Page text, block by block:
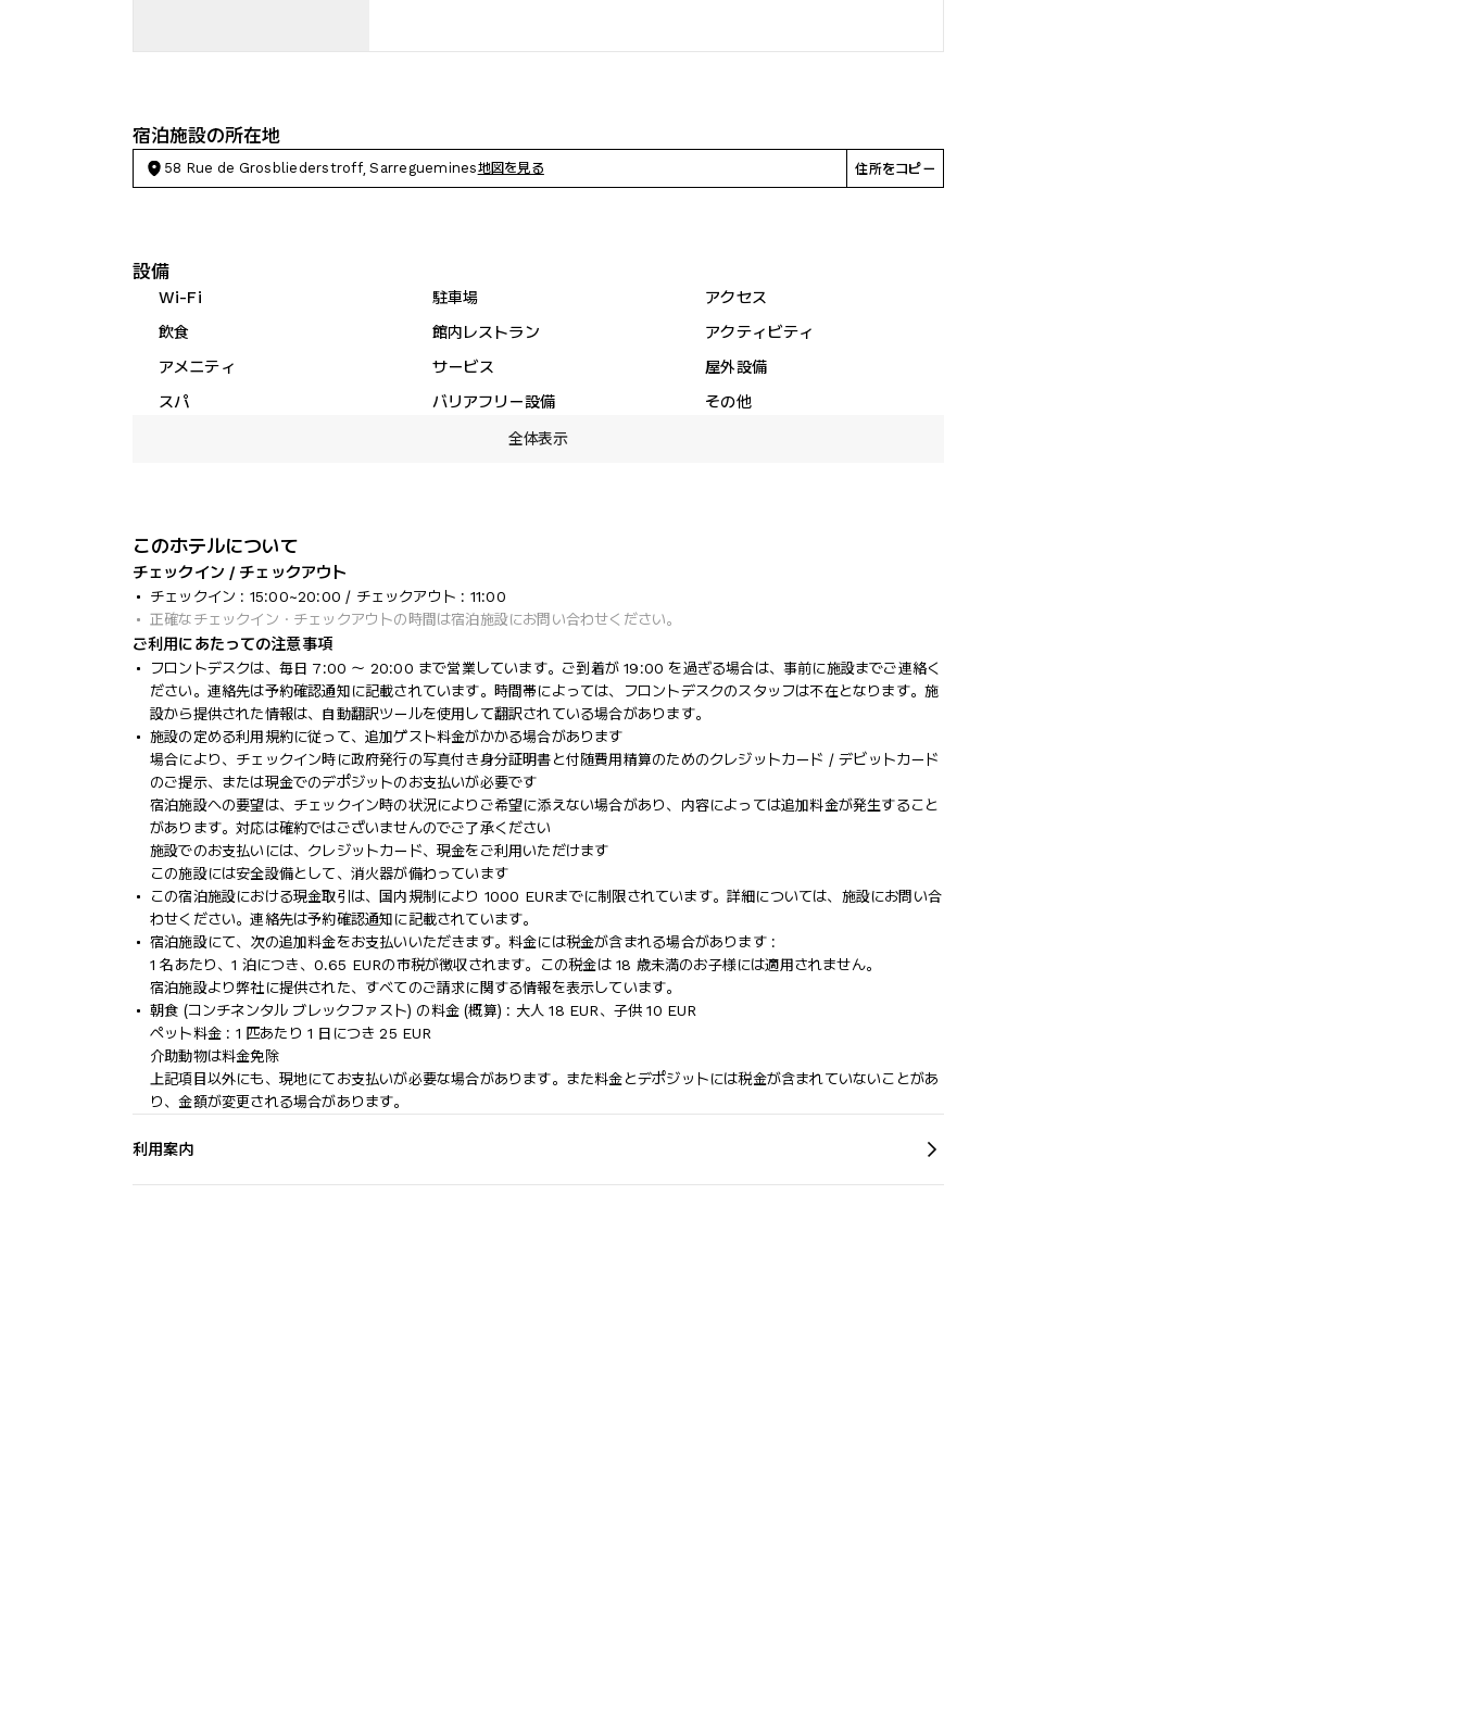
宿泊施設の所在地
58 Rue de Grosbliederstroff, Sarreguemines地図を見る 住所をコピー
設備
Wi-Fi 駐車場
アクセス
飲食
館内レストラン
アクティビティ
アメニティ
サービス
屋外設備
スパ
バリアフリー設備
その他
全体表示
このホテルについて
チェックイン / チェックアウト
チェックイン : 15:00~20:00 / チェックアウト : 11:00
正確なチェックイン・チェックアウトの時間は宿泊施設にお問い合わせください。
ご利用にあたっての注意事項
フロントデスクは、毎日 7:00 ～ 20:00 まで営業しています。ご到着が 19:00 を過ぎる場合は、事前に施設までご連絡く
ださい。連絡先は予約確認通知に記載されています。時間帯によっては、フロントデスクのスタッフは不在となります。施
設から提供された情報は、自動翻訳ツールを使用して翻訳されている場合があります。
施設の定める利用規約に従って、追加ゲスト料金がかかる場合があります
場合により、チェックイン時に政府発行の写真付き身分証明書と付随費用精算のためのクレジットカード / デビットカード
のご提示、または現金でのデポジットのお支払いが必要です
宿泊施設への要望は、チェックイン時の状況によりご希望に添えない場合があり、内容によっては追加料金が発生すること
があります。対応は確約ではございませんのでご了承ください
施設でのお支払いには、クレジットカード、現金をご利用いただけます
この施設には安全設備として、消火器が備わっています
この宿泊施設における現金取引は、国内規制により 1000 EURまでに制限されています。詳細については、施設にお問い合
わせください。連絡先は予約確認通知に記載されています。
宿泊施設にて、次の追加料金をお支払いいただきます。料金には税金が含まれる場合があります :
1 名あたり、1 泊につき、0.65 EURの市税が徴収されます。この税金は 18 歳未満のお子様には適用されません。
宿泊施設より弊社に提供された、すべてのご請求に関する情報を表示しています。
朝食 (コンチネンタル ブレックファスト) の料金 (概算) : 大人 18 EUR、子供 10 EUR
ペット料金 : 1 匹あたり 1 日につき 25 EUR
介助動物は料金免除
上記項目以外にも、現地にてお支払いが必要な場合があります。また料金とデポジットには税金が含まれていないことがあ
り、金額が変更される場合があります。
利用案内